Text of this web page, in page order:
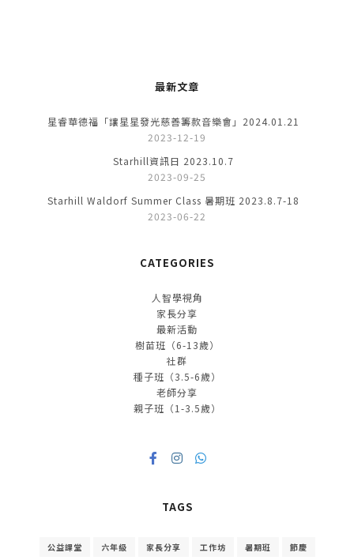
最新文章
星睿華德福「讓星星發光慈善籌款音樂會」2024.01.21
2023-12-19
Starhill資訊日 2023.10.7
2023-09-25
Starhill Waldorf Summer Class 暑期班 2023.8.7-18
2023-06-22
CATEGORIES
人智學視角
家長分享
最新活動
樹苗班（6-13歲）
社群
種子班（3.5-6歲）
老師分享
親子班（1-3.5歲）
TAGS
公益課堂 六年級 家長分享 工作坊 暑期班
節慶